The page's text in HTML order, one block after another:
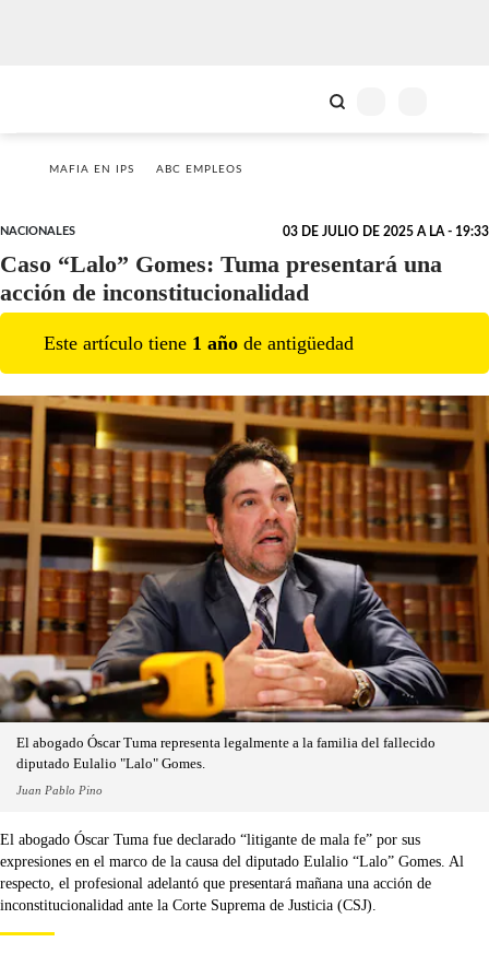
MAFIA EN IPS ABC EMPLEOS
NACIONALES 03 DE JULIO DE 2025 A LA - 19:33
Caso “Lalo” Gomes: Tuma presentará una
acción de inconstitucionalidad
Este artículo tiene 1 año de antigüedad
El abogado Óscar Tuma representa legalmente a la familia del fallecido
diputado Eulalio "Lalo" Gomes.
Juan Pablo Pino
El abogado Óscar Tuma fue declarado “litigante de mala fe” por sus
expresiones en el marco de la causa del diputado Eulalio “Lalo” Gomes. Al
respecto, el profesional adelantó que presentará mañana una acción de
inconstitucionalidad ante la Corte Suprema de Justicia (CSJ).